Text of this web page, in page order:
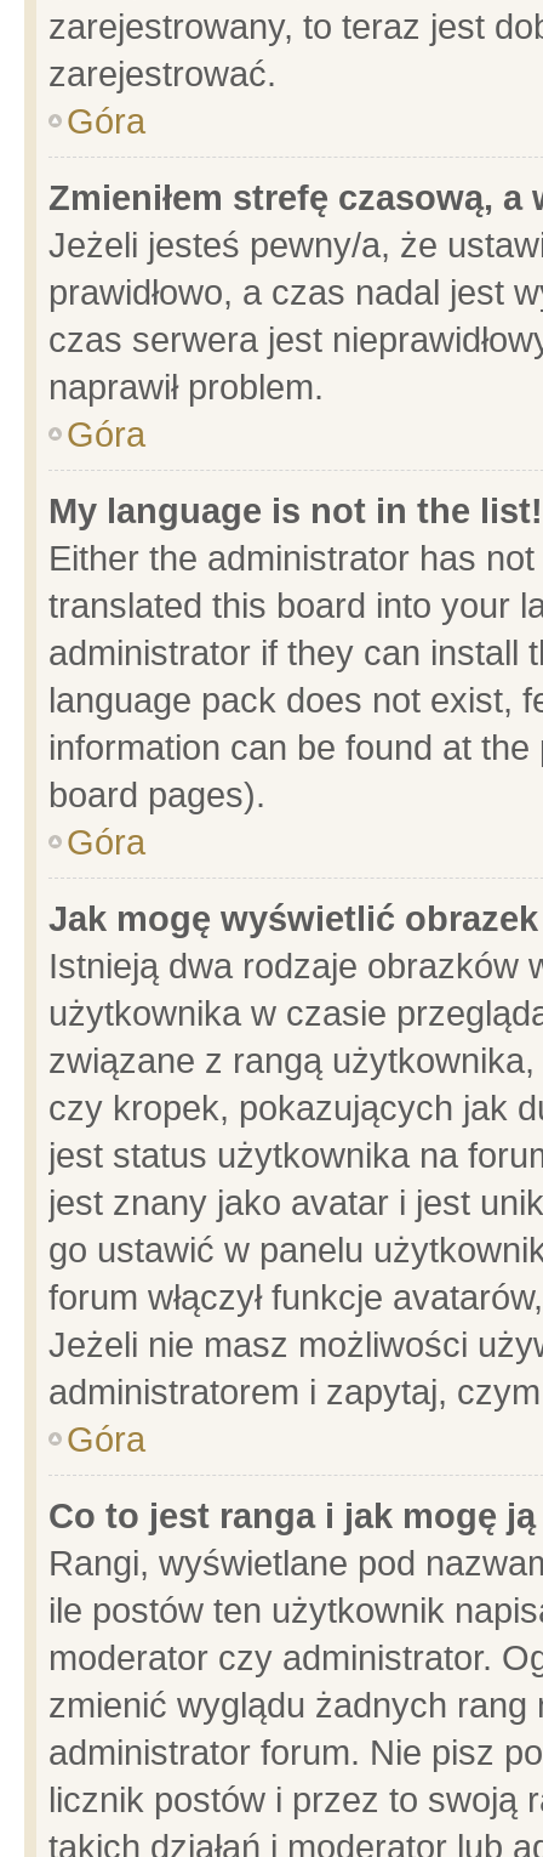
zarejestrowany, to teraz jest
zarejestrować.
Góra
Zmieniłem strefę czasową,
Jeżeli jesteś pewny/a, że
prawidłowo, a czas nadal jest
czas serwera jest
naprawił problem.
Góra
My language is not in the list!
Either the administrator has
translated this board into your
administrator if they can install
language pack does not exist,
information can be found at
board pages).
Góra
Jak mogę wyświetlić
Istnieją dwa rodzaje obrazków
użytkownika w czasie
związane z rangą
czy kropek, pokazujących jak
jest status użytkownika na
jest znany jako avatar i jest
go ustawić w panelu
forum włączył funkcje
Jeżeli nie masz możliwości
administratorem i zapytaj,
Góra
Co to jest ranga i jak mogę
Rangi, wyświetlane pod
ile postów ten użytkownik
moderator czy administrator.
zmienić wyglądu żadnych
administrator forum. Nie pisz
licznik postów i przez to swoją
takich działań i moderator lub